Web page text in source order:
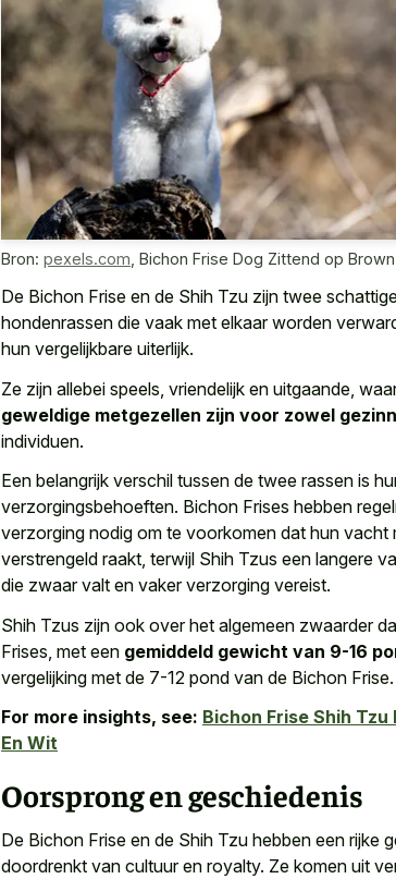
Bron: pexels.com Bichon Frise Dog Zittend op
De Bichon Frise en de Shih Tzu zijn twee
hondenrassen die vaak met elkaar worden
hun vergelijkbare uiterlijk.
Ze zijn allebei speels, vriendelijk en uitgaande,
geweldige metgezellen zijn voor zowel
individuen.
Een belangrijk verschil tussen de twee rassen is
verzorgingsbehoeften. Bichon Frises hebben
verzorging nodig om te voorkomen dat hun vacht
verstrengeld raakt, terwijl Shih Tzus een langere
die zwaar valt en vaker verzorging vereist.
Shih Tzus zijn ook over het algemeen zwaarder
Frises, met een gemiddeld gewicht van 9-16
vergelijking met de 7-12 pond van de Bichon Frise.
For more insights, see: Bichon Frise Shih
En Wit
Oorsprong en geschiedenis
De Bichon Frise en de Shih Tzu hebben een rijke
doordrenkt van cultuur en royalty. Ze komen uit